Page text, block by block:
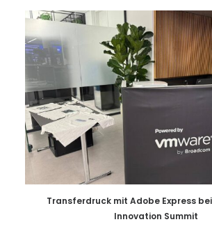
Transferdruck mit Adobe Express
Innovation Summit